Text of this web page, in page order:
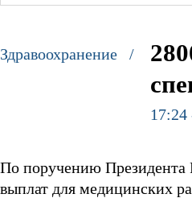
Здравоохранение /
17:24
По поручению Президента
выплат для медицинских